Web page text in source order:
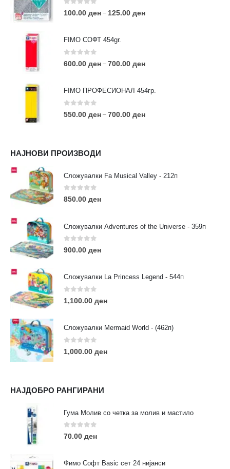
0 out of 5
100.00 ден – 125.00 ден
FIMO СОФТ 454gr.
0out of 5
600.00 ден – 700.00 ден
FIMO ПРОФЕСИОНАЛ 454гр.
0out of 5
550.00 ден – 700.00 ден
НАЈНОВИ ПРОИЗВОДИ
Сложувалки Fa Musical Valley - 212п
0out of 5
850.00 ден
Сложувалки Adventures of the Universe - 359п
0out of 5
900.00 ден
Сложувалки La Princess Legend - 544п
0 out of 5
1,100.00 ден
Сложувалки Mermaid World - (462п)
0 out of 5
1,000.00 ден
НАЈДОБРО РАНГИРАНИ
Гума Молив со четка за молив и мастило
0out of 5
70.00 ден
Фимо Софт Basic сет 24 нијанси
АДРЕСА:
ул. 3та Македонска Бригада бр.46
ТЕЛЕФОН:
0038977640534
contact@moehobi.mk
РАБОТНО ВРЕМЕ:
Пон - Саб / 09:00 - 21:00
ЛИНКОВИ
Услови за користење
Големопродажба
Кариера
За нас
Нашите локации
ПОПУЛАРНИ ТАГОВИ
eurodanvest FIMO Креативни Сетови
markers